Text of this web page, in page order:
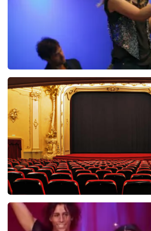
op onze website. Uw feedback
U helpt ons zo onze dienstverlening
ook helpt u andere consumenten
een beslissing. Wij hebben uw review
er graag op reageren. Het klopt dat
duurder zijn dan bij het originele punt.
gebruik van dynamic pricing op basis
aanbod zoals ook normaal is in de
ticketmaster maakt hier gebruik van
tickets. Wij communiceren het feit
wederverkoper zijn erg duidelijk op de
andere met de volgende zin bovenaan
de klant op landt: De prijzen van
kunnen hoger zijn dan de nominale
noemen wij de originele waarde bij
nog eens in de winkelwagen. Het is
En verder verwijzen wij ook nog door
verkooppunt. Meer kunnen wij niet
u ondanks de hogere prijs toch een
heeft gehad. Met vriendelijke
Topticketshop
Ilse DeLange
BEKIJKEN
Saturday Night Fever
60